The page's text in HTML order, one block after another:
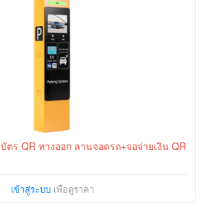
ตร QR ทางออก ลานจอดรถ+จอจ่ายเงิน QR
เข้าสู่ระบบเพื่อดูราคา